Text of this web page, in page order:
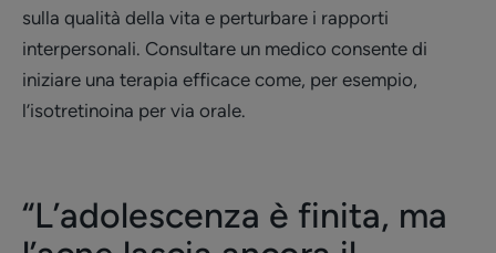
sulla qualità della vita e perturbare i rapporti
interpersonali. Consultare un medico consente di
iniziare una terapia efficace come, per esempio,
l’isotretinoina per via orale.
“L’adolescenza è finita, ma